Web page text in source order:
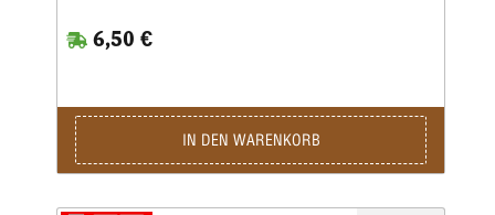
6,50 €
IN DEN WARENKORB